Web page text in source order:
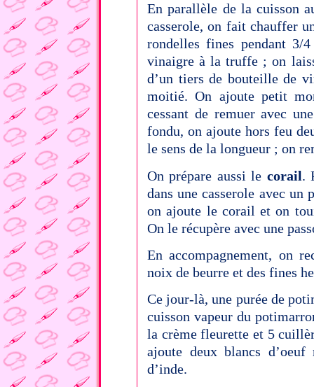
En parallèle de la cuisson
casserole, on fait chauffer
rondelles fines pendant 3/
vinaigre à la truffe ; on
d’un tiers de bouteille de
moitié. On ajoute petit
cessant de remuer avec
fondu, on ajoute hors feu
le sens de la longueur ; on
On prépare aussi le corail.
dans une casserole avec
on ajoute le corail et on
On le récupère avec une
En accompagnement, on
noix de beurre et des fines
Ce jour-là, une purée de
cuisson vapeur du
la crème fleurette et 5
ajoute deux blancs
d’inde.